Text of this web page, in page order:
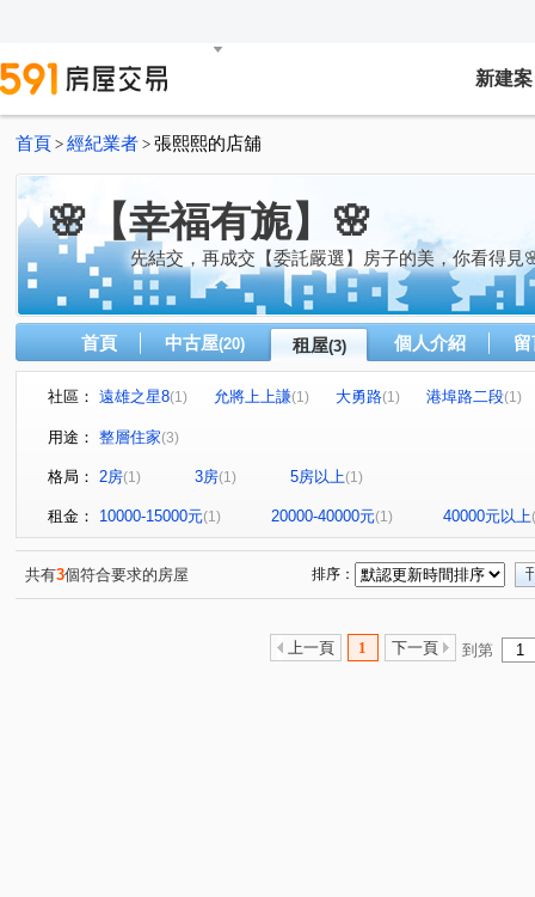
新建案
首頁 > 經紀業者 > 張熙熙的店舖
🌸【幸福有旎】🌸
先結交，再成交【委託嚴選】房子的美，你看得見
首頁 中古屋(20) 租屋(3) 個人介紹
社區： 遠雄之星8(1) 允將上上謙(1) 大勇路(1) 港埠路二段(1)
用途： 整層住家(3)
格局： 2房(1) 3房(1) 5房以上(1)
租金： 10000-15000元(1) 20000-40000元(1) 40000元以上
共有3個符合要求的房屋 排序：
上一頁 1 下一頁 到第